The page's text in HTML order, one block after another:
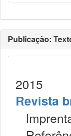
Publicação:
2015
Revista